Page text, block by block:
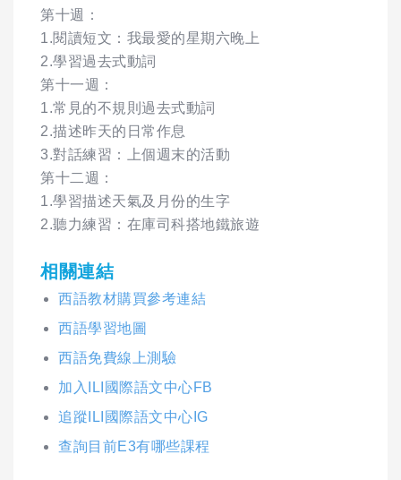
第十週：
1.閱讀短文：我最愛的星期六晚上
2.學習過去式動詞
第十一週：
1.常見的不規則過去式動詞
2.描述昨天的日常作息
3.對話練習：上個週末的活動
第十二週：
1.學習描述天氣及月份的生字
2.聽力練習：在庫司科搭地鐵旅遊
相關連結
西語教材購買參考連結
西語學習地圖
西語免費線上測驗
加入ILI國際語文中心FB
追蹤ILI國際語文中心IG
查詢目前E3有哪些課程